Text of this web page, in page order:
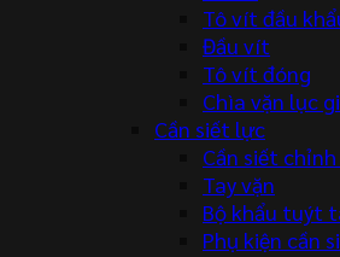
Tô vít đầu
Đầu vít
Tô vít đóng
Chìa vặn lục
Cần siết lực
Cần siết
Tay vặn
Bộ khẩu tuýt
Phụ kiện cần